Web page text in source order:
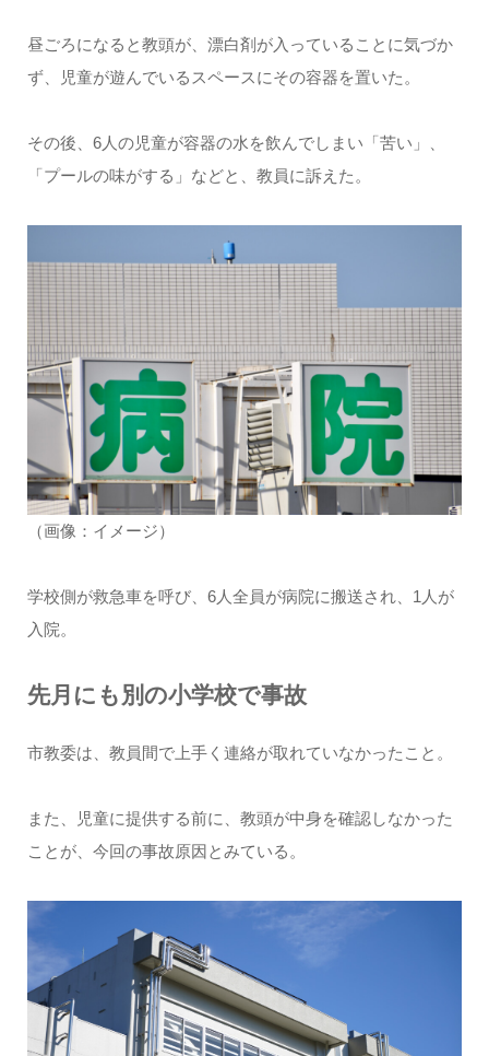
昼ごろになると教頭が、漂白剤が入っていることに気づか
ず、児童が遊んでいるスペースにその容器を置いた。
その後、6人の児童が容器の水を飲んでしまい「苦い」、
「プールの味がする」などと、教員に訴えた。
（画像：イメージ）
学校側が救急車を呼び、6人全員が病院に搬送され、1人が
入院。
先月にも別の小学校で事故
市教委は、教員間で上手く連絡が取れていなかったこと。
また、児童に提供する前に、教頭が中身を確認しなかった
ことが、今回の事故原因とみている。